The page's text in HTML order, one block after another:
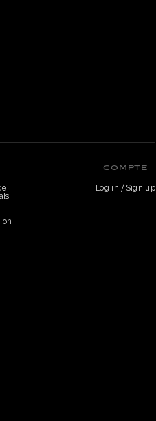
COMPTE
Log in / Sign up